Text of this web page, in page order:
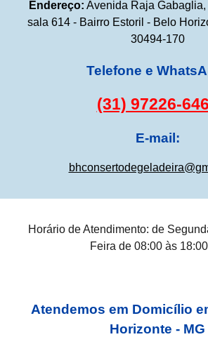
Endereço: Avenida Raja Gabaglia,
sala 614 - Bairro Estoril - Belo
30494-170
Telefone e
(31) 97226-
E-mail:
Horário de Atendimento: de
Feira de 08:00 às
Atendemos em Domicílio
Horizonte - MG